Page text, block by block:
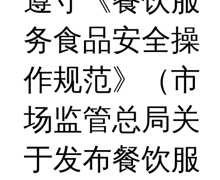
务食品安全操
作规范》（市
场监管总局关
于发布餐饮服